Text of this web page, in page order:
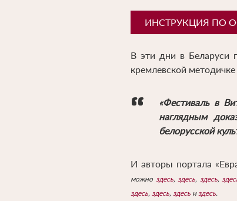
ИНСТРУКЦИЯ ПО
В эти дни в Беларуси
кремлевской
«Фестиваль в
наглядным
белорусской
И авторы портала
можно здесь, здесь, здесь,
здесь, здесь, здесь и здесь.